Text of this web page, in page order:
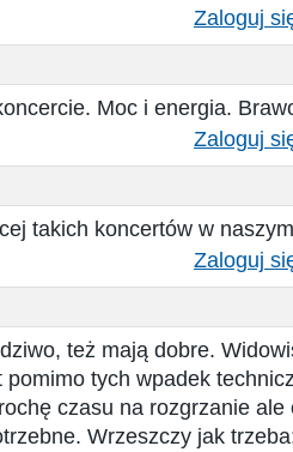
Zaloguj
Moc i energia.
Zaloguj
takich koncertów w
Zaloguj
też mają dobre.
tych wpadek
czasu na rozgrzanie
Wrzeszczy jak